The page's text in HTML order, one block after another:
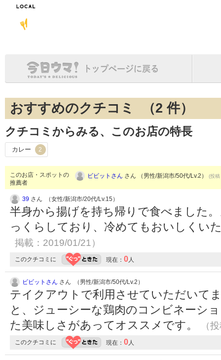
おすすめのクチコミ （2 件）
クチコミからみる、このお店の特長
カレー 2
このお店・スポットの
推薦者
ビビットさん さん （男性/新潟市/50代/Lv.2） (投
39 さん （女性/新潟市/20代/Lv.15）
半身から揚げを持ち帰りで食べました
っくらしており、冷めてもおいしくい
掲載：2019/01/21）
このクチコミに 現在： 0 人
ビビットさん さん （男性/新潟市/50代/Lv.2）
テイクアウトで利用させていただいて
と、ジューシーな鶏肉のコンビネーシ
た美味しさがあってオススメです。
（
このクチコミに 現在： 0 人